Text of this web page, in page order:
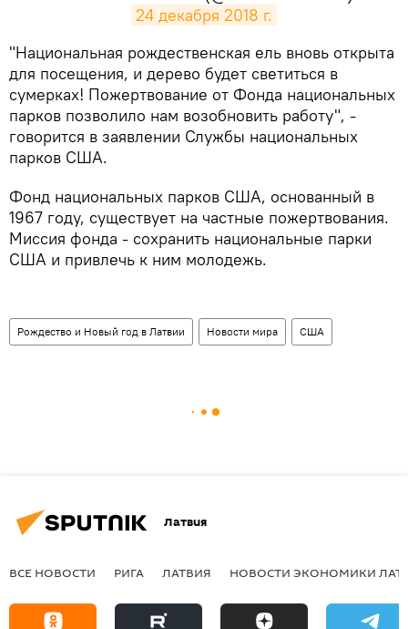
24 декабря 2018 г.
​​"Национальная рождественская ель вновь открыта
для посещения, и дерево будет светиться в
сумерках! Пожертвование от Фонда национальных
парков позволило нам возобновить работу", -
говорится в заявлении Службы национальных
парков США.
Фонд национальных парков США, основанный в
1967 году, существует на частные пожертвования.
Миссия фонда - сохранить национальные парки
США и привлечь к ним молодежь.
Рождество и Новый год в Латвии Новости мира США
Латвия
ВСЕ НОВОСТИ РИГА ЛАТВИЯ НОВОСТИ ЭКОНОМИКИ